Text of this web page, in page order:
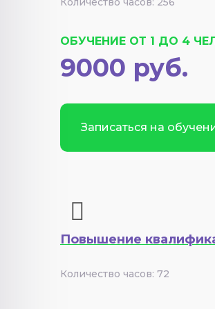
Записаться на
ОБУЧЕНИЕ ОТ 1 ДО 4
9000 руб.
Повышение
Количество часов: 72